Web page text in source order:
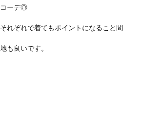
コーデ◎
れぞれで着てもポイントになること間
も良いです。